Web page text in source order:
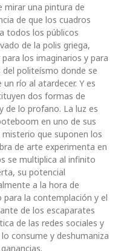
mirar una pintura de
de que los cuadros
todos los públicos
de la polis griega,
los imaginarios y para
politeísmo donde se
río al atardecer. Y es
dos formas de
de lo profano. La luz es
en uno de sus
que suponen los
de arte experimenta en
se multiplica al infinito
su potencial
a la hora de
para la contemplación y el
de los escaparates
de las redes sociales y
consume y deshumaniza